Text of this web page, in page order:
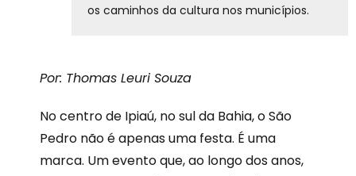
os caminhos da cultura nos municípios.
Por: Thomas Leuri Souza
No centro de Ipiaú, no sul da Bahia, o São
Pedro não é apenas uma festa. É uma
marca. Um evento que, ao longo dos anos,